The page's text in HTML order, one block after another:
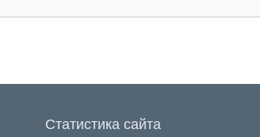
Статистика сайта